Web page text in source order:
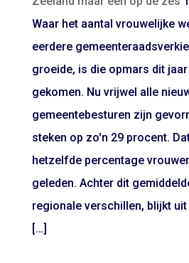
Waar het aantal vrouwelijke
eerdere
groeide, is die opmars dit
gekomen. Nu vrijwel alle
gemeentebesturen zijn
steken op zo'n 29 procent.
hetzelfde percentage
geleden. Achter dit
regionale verschillen, blijkt uit
[…]